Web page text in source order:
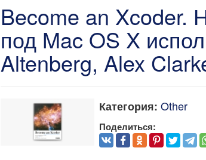
Become an Xcoder.
под Mac OS X
Altenberg, Alex
Категория: Other
Поделиться: